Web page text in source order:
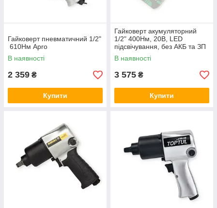
Гайковерт пневматичний 1/2"
610Нм Apro
В наявності
2 359 ₴
Купити
Гайковерт акумуляторний
1/2" 400Нм, 20В, LED
підсвічування, без АКБ та ЗП
APRO
В наявності
3 575 ₴
Купити